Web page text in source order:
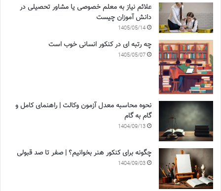
علائم نیاز به معلم خصوصی یا مشاور تحصیلی در
دانش آموزان چیست
1405/05/14
چه رتبه ای در کنکور انسانی خوب است
1405/05/07
نحوه محاسبه معدل آزمون وکالت | راهنمای کامل و
گام به گام
1404/09/13
چگونه برای کنکور هنر بخوانیم؟ | صفر تا صد قبولی
1404/09/03